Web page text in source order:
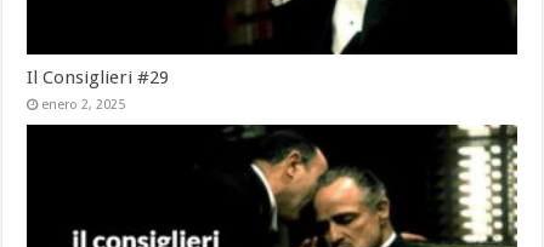
Il Consiglieri #29
enero 2, 2025